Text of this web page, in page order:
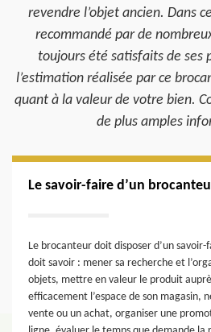
revendre l’objet ancien. Dans
recommandé par de
toujours été satisfaits de ses
l’estimation réalisée par ce
quant à la valeur de votre bien.
de plus amples
Le savoir-faire d’un
Le brocanteur doit disposer d’un
doit savoir : mener sa recherche et
objets, mettre en valeur le produit
efficacement l’espace de son magasin,
vente ou un achat, organiser une